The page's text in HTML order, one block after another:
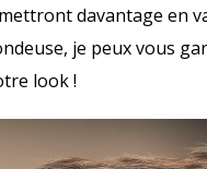
davantage en
je peux vous
look !